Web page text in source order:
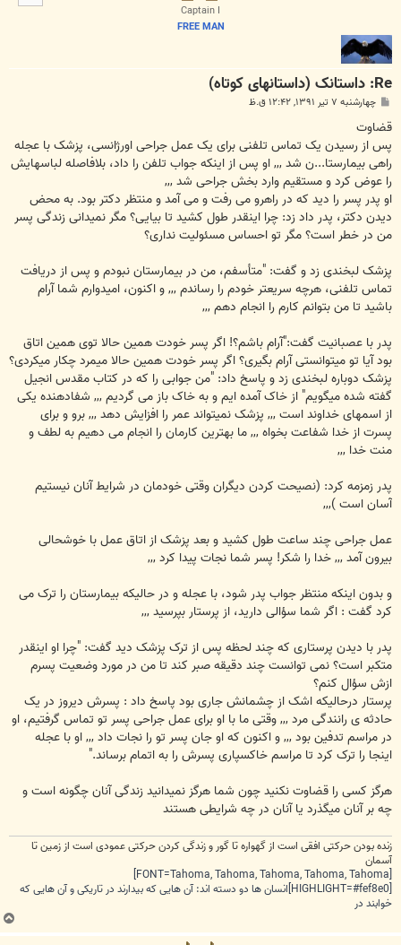
Captain I
FREE MAN
Re: داستانک (داستانهای کوتاه)
پ
ت
چهارشنبه ۷ تیر ۱۳۹۱, ۱۲:۴۲ ق.ظ
قضاوت‎
پس از رسيدن يک تماس تلفنی برای يک عمل جراحی اورژانسی، پزشک با عجله
راهی بيمارستا...ن شد ,,, او پس از اينکه جواب تلفن را داد، بلافاصله لباسهايش
را عوض کرد و مستقيم وارد بخش جراحی شد ,,,
او پدر پسر را ديد که در راهرو می رفت و می آمد و منتظر دکتر بود. به محض
ديدن دکتر، پدر داد زد: چرا اينقدر طول کشيد تا بيايی؟ مگر نميدانی زندگی پسر
من در خطر است؟ مگر تو احساس مسئوليت نداری؟
پزشک لبخندی زد و گفت: "متأسفم، من در بیمارستان نبودم و پس از دريافت
تماس تلفنی، هرچه سريعتر خودم را رساندم ,,, و اکنون، اميدوارم شما آرام
باشيد تا من بتوانم کارم را انجام دهم ,,,
پدر با عصبانيت گفت:"آرام باشم؟! اگر پسر خودت همين حالا توی همين اتاق
بود آيا تو ميتوانستی آرام بگيری؟ اگر پسر خودت همين حالا ميمرد چکار ميکردی؟
پزشک دوباره لبخندی زد و پاسخ داد: "من جوابی را که در کتاب مقدس انجيل
گفته شده ميگويم" از خاک آمده ايم و به خاک باز می گرديم ,,, شفادهنده يکی
از اسمهای خداوند است ,,, پزشک نميتواند عمر را افزايش دهد ,,, برو و برای
پسرت از خدا شفاعت بخواه ,,, ما بهترين کارمان را انجام می دهيم به لطف و
منت خدا ,,,
پدر زمزمه کرد: (نصيحت کردن ديگران وقتی خودمان در شرايط آنان نيستيم
آسان است ),,,
عمل جراحی چند ساعت طول کشيد و بعد پزشک از اتاق عمل با خوشحالی
بيرون آمد ,,, خدا را شکر! پسر شما نجات پیدا کرد ,,,
و بدون اينکه منتظر جواب پدر شود، با عجله و در حاليکه بيمارستان را ترک می
کرد گفت : اگر شما سؤالی داريد، از پرستار بپرسيد ,,,
پدر با ديدن پرستاری که چند لحظه پس از ترک پزشک ديد گفت: "چرا او اينقدر
متکبر است؟ نمی توانست چند دقيقه صبر کند تا من در مورد وضعيت پسرم
ازش سؤال کنم؟
پرستار درحاليکه اشک از چشمانش جاری بود پاسخ داد : پسرش ديروز در يک
حادثه ی رانندگی مرد ,,, وقتی ما با او برای عمل جراحی پسر تو تماس گرفتيم، او
در مراسم تدفين بود ,,, و اکنون که او جان پسر تو را نجات داد ,,, او با عجله
اينجا را ترک کرد تا مراسم خاکسپاری پسرش را به اتمام برساند."
هرگز کسی را قضاوت نکنيد چون شما هرگز نميدانيد زندگی آنان چگونه است و
چه بر آنان ميگذرد يا آنان در چه شرايطی هستند
زنده بودن حرکتی افقی است از گهواره تا گور و زندگی کردن حرکتی عمودی است از زمین تا
آسمان
[FONT=Tahoma, Tahoma, Tahoma, Tahoma, Tahoma]
[HIGHLIGHT=#fef8e0]انسان ها دو دسته اند: آن هایی که بیدارند در تاریکی و آن هایی که
خوابند در
ب
ا